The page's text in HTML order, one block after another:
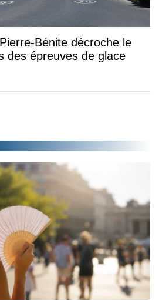
Bénite décroche le
des épreuves de glace